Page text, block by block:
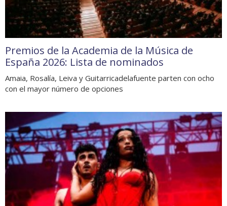
Premios de la Academia de la Música de
España 2026: Lista de nominados
Amaia, Rosalía, Leiva y Guitarricadelafuente parten con ocho
con el mayor número de opciones